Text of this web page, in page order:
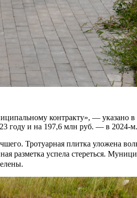
контракту», — указано
году и на 197,6 млн руб. — в 2024-м.
Тротуарная плитка уложена
разметка успела стереться.